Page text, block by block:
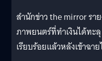
สำนักข่าว the mirror รา
ภาพยนตร์ที่ทำเงินได้ทะ
เรียบร้อยแล้วหลังเข้าฉา